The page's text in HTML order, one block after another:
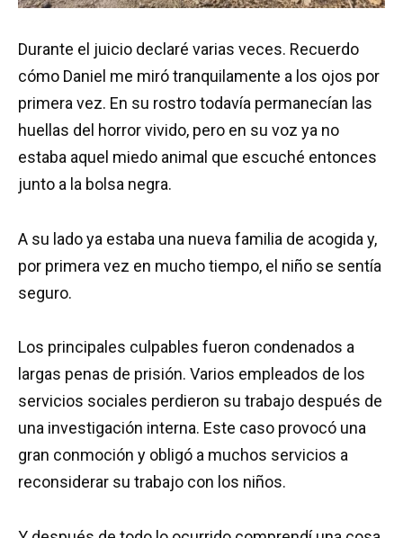
Durante el juicio declaré varias veces. Recuerdo
cómo Daniel me miró tranquilamente a los ojos por
primera vez. En su rostro todavía permanecían las
huellas del horror vivido, pero en su voz ya no
estaba aquel miedo animal que escuché entonces
junto a la bolsa negra.
A su lado ya estaba una nueva familia de acogida y,
por primera vez en mucho tiempo, el niño se sentía
seguro.
Los principales culpables fueron condenados a
largas penas de prisión. Varios empleados de los
servicios sociales perdieron su trabajo después de
una investigación interna. Este caso provocó una
gran conmoción y obligó a muchos servicios a
reconsiderar su trabajo con los niños.